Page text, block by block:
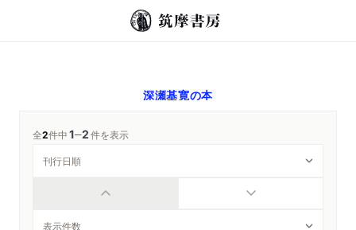
深瀬基寛の本
全2件中1─2件を表示